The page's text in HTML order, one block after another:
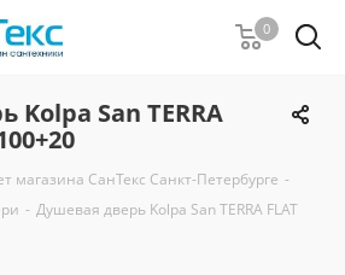
0
San TERRA
магазина СанТекс Санкт-Петербурге -
- Душевая дверь Kolpa San TERRA FLAT